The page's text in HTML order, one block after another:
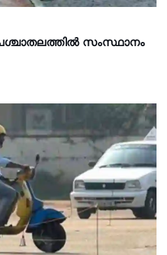
പശ്ചാതലത്തിൽ സംസ്ഥാനം